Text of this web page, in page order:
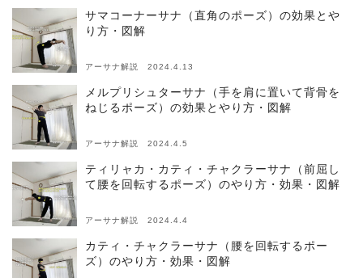
サマコーナーサナ（直角のポーズ）の効果とや
り方・図解
アーサナ解説 2024.4.13
メルプリシュターサナ（手を肩に置いて背骨を
ねじるポーズ）の効果とやり方・図解
アーサナ解説 2024.4.5
ティリャカ・カティ・チャクラーサナ（前屈し
て腰を回転するポーズ）のやり方・効果・図解
アーサナ解説 2024.4.4
カティ・チャクラーサナ（腰を回転するポー
ズ）のやり方・効果・図解